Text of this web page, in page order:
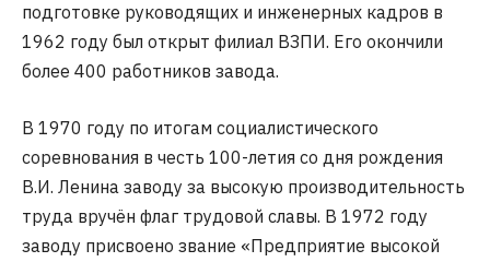
подготовке руководящих и инженерных кадров в
1962 году был открыт филиал ВЗПИ. Его окончили
более 400 работников завода.
В 1970 году по итогам социалистического
соревнования в честь 100-летия со дня рождения
В.И. Ленина заводу за высокую производительность
труда вручён флаг трудовой славы. В 1972 году
заводу присвоено звание «Предприятие высокой